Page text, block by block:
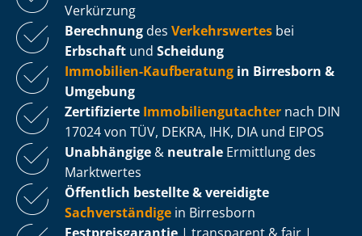
Verkürzung
Berechnung des Verkehrswertes bei
Erbschaft und Scheidung
Immobilien-Kaufberatung in Birresborn &
Umgebung
Zertifizierte Im­mo­bi­li­en­gut­ach­ter nach DIN
17024 von TÜV, DEKRA, IHK, DIA und EIPOS
Unabhängige & neutrale Ermittlung des
Marktwertes
Öffentlich bestellte & vereidigte
Sachverständige in Birresborn